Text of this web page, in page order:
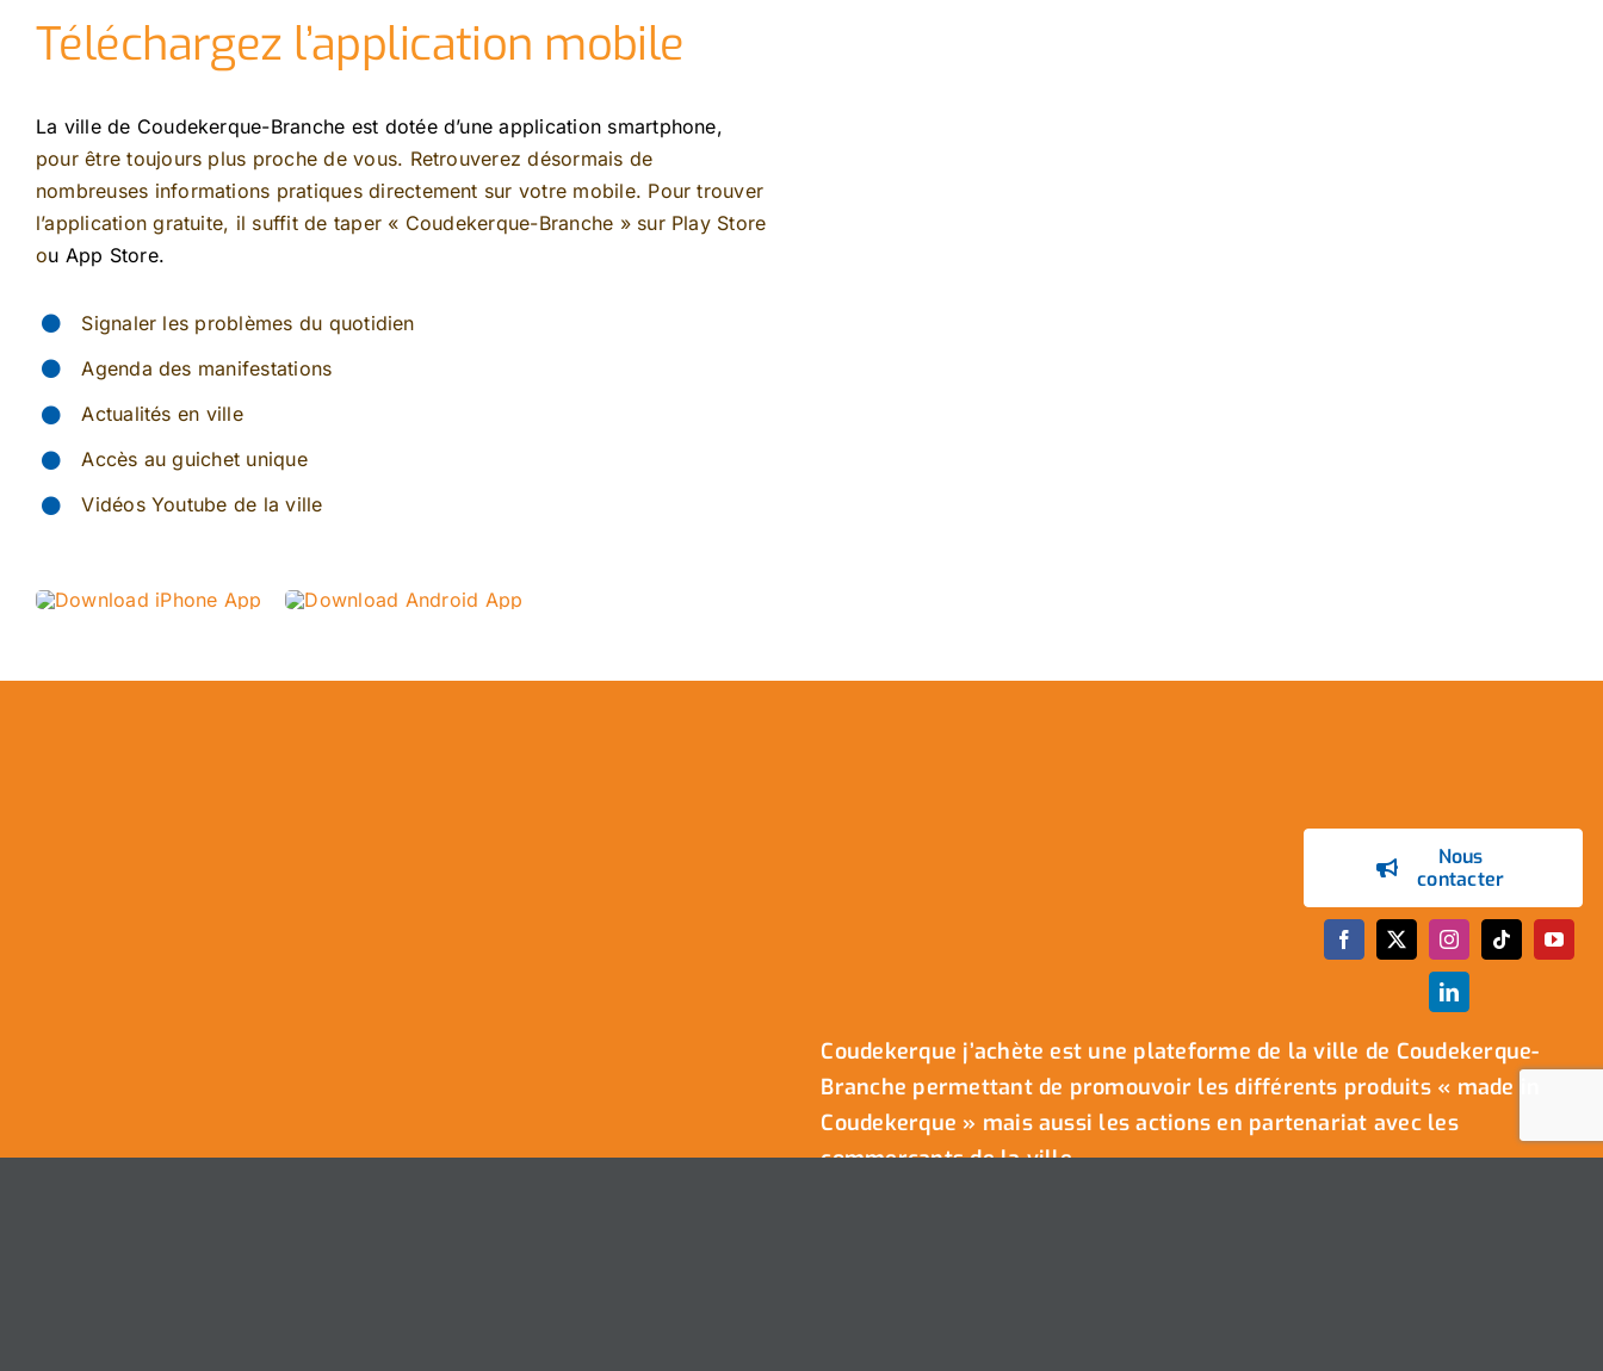
Téléchargez l’application mobile
La ville de Coudekerque-Branche est dotée d’une application smartphone,
pour être toujours plus proche de vous. Retrouverez désormais de
nombreuses informations pratiques directement sur votre mobile. Pour trouver
l’application gratuite, il suffit de taper « Coudekerque-Branche »sur Play Store
ou App Store.
Signaler les problèmes du quotidien
Agenda des manifestations
Actualités en ville
Accès au guichet unique
Vidéos Youtube de la ville
Nous
contacter
Coudekerque j’achète est une plateforme de la ville de Coudekerque-
Branche permettant de promouvoir les différents produits « made in
Coudekerque » mais aussi les actions en partenariat avec les
commerçants de la ville.